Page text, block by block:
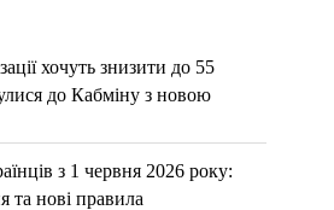
хочуть знизити до 55
до Кабміну з новою
з 1 червня 2026 року:
та нові правила